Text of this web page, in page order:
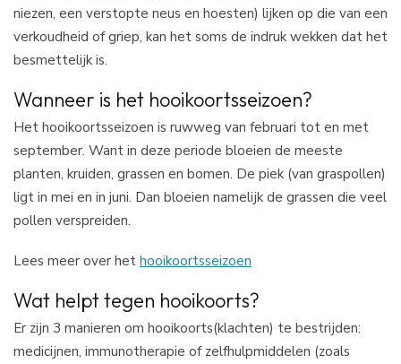
niezen, een verstopte neus en hoesten) lijken op die van een
verkoudheid of griep, kan het soms de indruk wekken dat het
besmettelijk is.
Wanneer is het hooikoortsseizoen?
Het hooikoortsseizoen is ruwweg van februari tot en met
september. Want in deze periode bloeien de meeste
planten, kruiden, grassen en bomen. De piek (van graspollen)
ligt in mei en in juni. Dan bloeien namelijk de grassen die veel
pollen verspreiden.
Lees meer over hethooikoortsseizoen
Wat helpt tegen hooikoorts?
Er zijn 3 manieren om hooikoorts(klachten) te bestrijden:
medicijnen, immunotherapie of zelfhulpmiddelen (zoals